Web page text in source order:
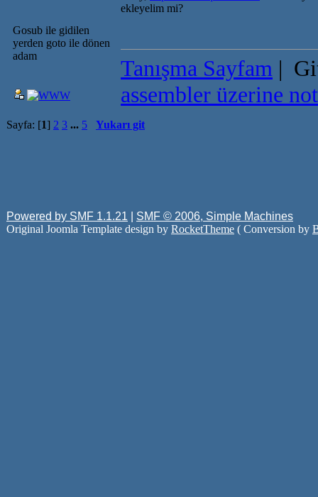
Gosub ile gidilen
yerden goto ile dönen
adam
ekleyelim mi?
Tanışma Sayfam |
assembler üzerine
Sayfa: [1] 2 3 ... 5 Yukarı git
Powered by SMF 1.1.21
SMF © 2006, Simple Machines
Original Joomla Template design by RocketTheme ( Conversion by